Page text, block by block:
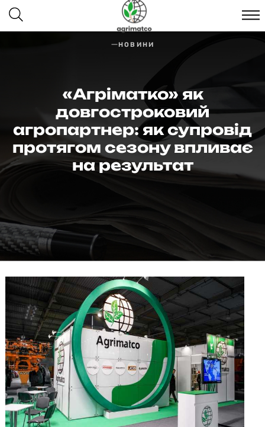
НОВИНИ
«Агріматко» як
довгостроковий
агропартнер: як супровід
протягом сезону впливає
на результат